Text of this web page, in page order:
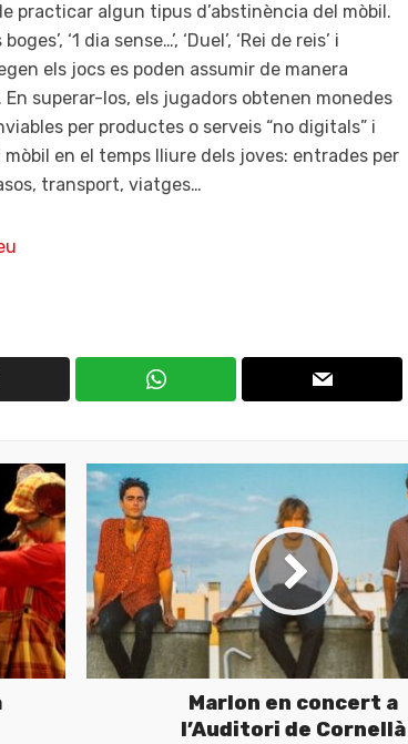
practicar algun tipus d’abstinència del mòbil.
‘1 dia sense…’, ‘Duel’, ‘Rei de reis’ i
els jocs es poden assumir de manera
superar-los, els jugadors obtenen monedes
per productes o serveis “no digitals” i
en el temps lliure dels joves: entrades per
transport, viatges…
Marlon en concert a
l’Auditori de Cornellà